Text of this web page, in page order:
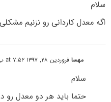
سلام
اگه معدل کاردانی رو نزنیم
مهسافروردین ۲۸, ۱۳۹۷ at ۷:۵۲ ب٫ظ
سلام
حتما باید هر دو معدل رو